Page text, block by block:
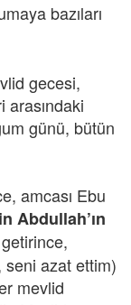
bazıları
gecesi,
arasındaki
günü, bütün
amcası Ebu
Abdullah’ın
seni azat ettim)
mevlid